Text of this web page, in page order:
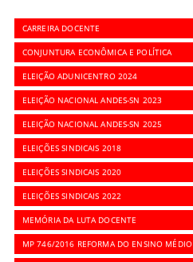
CARREIRA DOCENTE
CONJUNTURA ECONÔMICA E POLÍTICA
ELEIÇÃO ADUNICENTRO 2024
ELEIÇÃO NACIONAL ANDES-SN 2023
ELEIÇÃO NACIONAL ANDES-SN 2025
ELEIÇÕES SINDICAIS 2018
ELEIÇÕES SINDICAIS 2020
ELEIÇÕES SINDICAIS 2022
MEMÓRIA DA LUTA DOCENTE
MP 746/2016 REFORMA DO ENSINO MÉDIO